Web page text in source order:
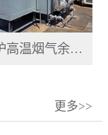
工业窑炉高温烟气余热提取利用系统
更多>>